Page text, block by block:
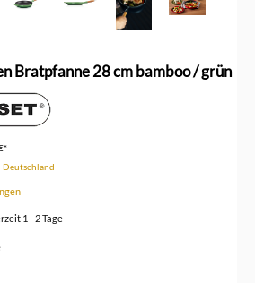
Bratpfanne 28 cm bamboo / grün
Deutschland
1 - 2 Tage